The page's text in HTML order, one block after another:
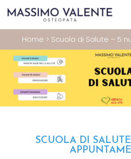
Home > Scuola di Salute – 5
SCUOLA DI